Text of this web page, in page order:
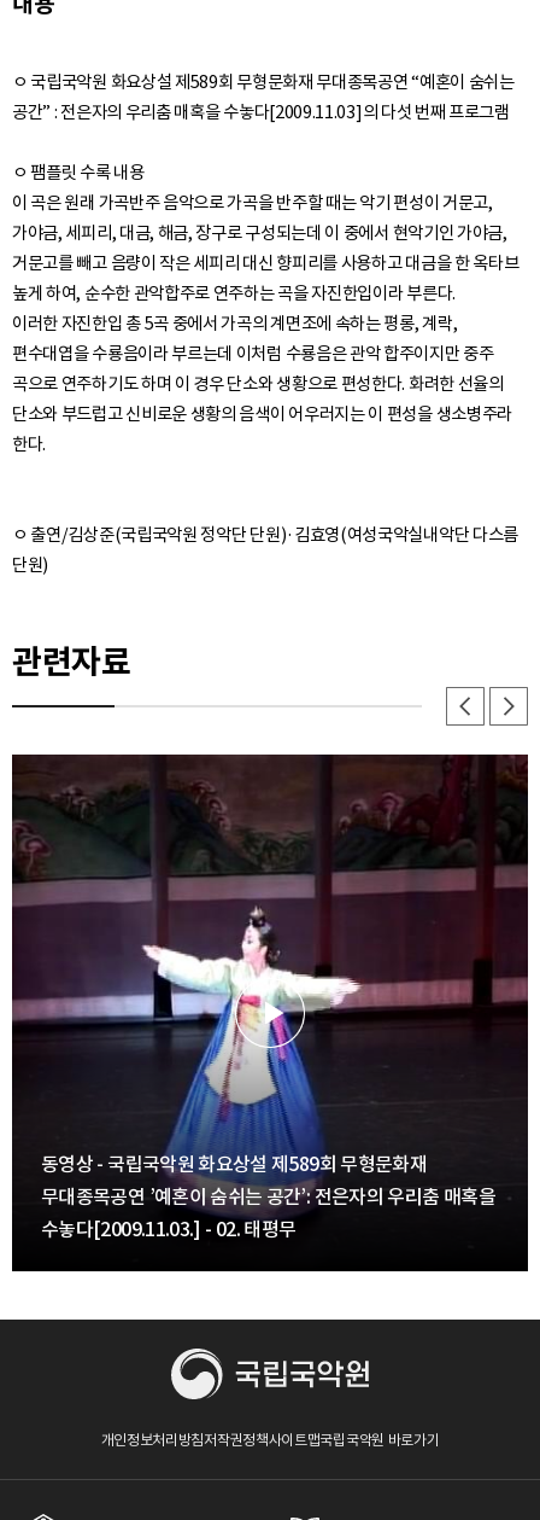
ㅇ 국립국악원 화요상설 제589회 무형문화재 무대종목공연 “예혼이 숨쉬는
공간” : 전은자의 우리춤 매혹을 수놓다[2009.11.03]의 다섯 번째 프로그램
ㅇ 팸플릿 수록 내용
이 곡은 원래 가곡반주 음악으로 가곡을 반주할 때는 악기 편성이 거문고,
가야금, 세피리, 대금, 해금, 장구로 구성되는데 이 중에서 현악기인 가야금,
거문고를 빼고 음량이 작은 세피리 대신 향피리를 사용하고 대금을 한 옥타브
높게 하여, 순수한 관악합주로 연주하는 곡을 자진한입이라 부른다.
이러한 자진한입 총 5곡 중에서 가곡의 계면조에 속하는 평롱, 계락,
편수대엽을 수룡음이라 부르는데 이처럼 수룡음은 관악 합주이지만 중주
곡으로 연주하기도 하며 이 경우 단소와 생황으로 편성한다. 화려한 선율의
단소와 부드럽고 신비로운 생황의 음색이 어우러지는 이 편성을 생소병주라
ㅇ 출연/김상준(국립국악원 정악단 단원)·김효영(여성국악실내악단 다스름
관련자료
동영상 - 국립국악원 화요상설 제589회 무형문화재
무대종목공연 ’예혼이 숨쉬는 공간’: 전은자의 우리춤 매혹을
수놓다[2009.11.03.] - 02. 태평무
개인정보처리방침저작권정책사이트맵국립국악원 바로가기